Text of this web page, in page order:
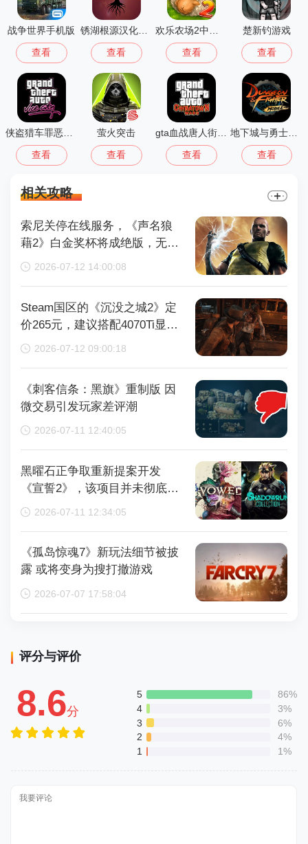
战争世界手机版
查看 查看 查看
楚新钓游戏
查看
查看
萤火突击
查看 查看 查看
相关攻略
索尼关停在线服务，《声名狼
藉2》白金奖杯将成绝版，无法
再获取
2026-07-12 14:00:08
Steam国区的《沉没之城2》定
价265元，建议搭配4070Ti显卡
以获得较好体验
2026-07-12 09:00:18
《刺客信条：黑旗》重制版 因
微交易引发玩家差评潮
2026-07-11 12:40:05
黑曜石正争取重新提案开发
《宣誓2》，该项目并未彻底取
消
2026-07-11 12:34:05
《孤岛惊魂7》新玩法细节被披
露 或将变身为搜打撤游戏
2026-07-07 17:58:04
评分与评价
8.6分
5
86%
4
3%
3
6%
2
4%
1
1%